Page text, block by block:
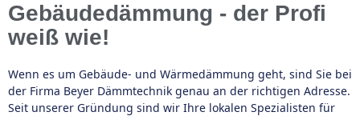
Gebäudedämmung - der Profi
weiß wie!
Wenn es um Gebäude- und Wärmedämmung geht, sind Sie bei
der Firma Beyer Dämmtechnik genau an der richtigen Adresse.
Seit unserer Gründung sind wir Ihre lokalen Spezialisten für